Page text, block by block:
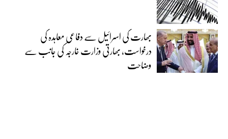
بھارت کی اسرائیل سے دفاعی معاہدہ کی
درخواست، بھارتی وزارت خارجہ کی جانب سے
وضاحت